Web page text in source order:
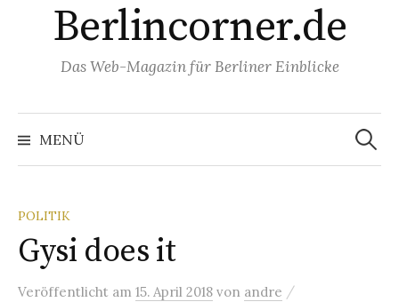
Berlincorner.de
Das Web-Magazin für Berliner Einblicke
MENÜ
Suchen
nach:
POLITIK
Gysi does it
Veröffentlicht am 15. April 2018 von andre /